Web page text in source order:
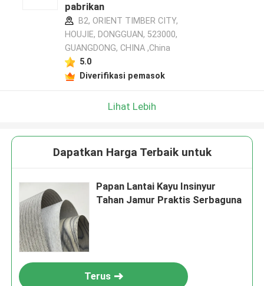
pabrikan
B2, ORIENT TIMBER CITY,
HOUJIE, DONGGUAN, 523000,
GUANGDONG, CHINA ,China
5.0
Diverifikasi pemasok
Lihat Lebih
Dapatkan Harga Terbaik untuk
Papan Lantai Kayu Insinyur
Tahan Jamur Praktis Serbaguna
Terus